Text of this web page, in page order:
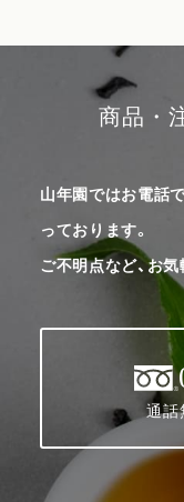
商品・
山年園ではお電話
っております。
ご不明点など、お
通話